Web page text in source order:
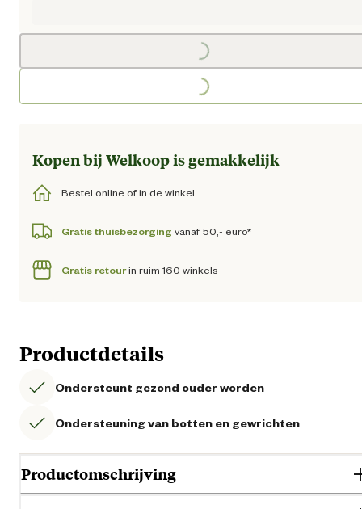
Loading...
Loading...
Kopen bij Welkoop is gemakkelijk
Bestel online of in de winkel.
Gratis thuisbezorging vanaf 50,- euro*
Gratis retourin ruim 160 winkels
Productdetails
Ondersteunt gezond ouder worden
Ondersteuning van botten en gewrichten
Productomschrijving